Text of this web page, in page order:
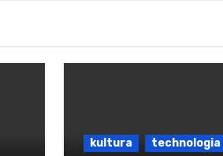
kultura technologia